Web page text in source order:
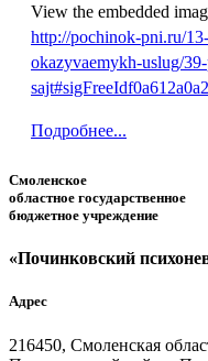
View the embedded
http://pochinok-pni.ru/
okazyvaemykh-uslug/
sajt#sigFreeIdf0a612a0a2
Подробнее...
Смоленское
областное государственное
бюджетное учреждение
«Починковский
Адрес
216450, Смоленская